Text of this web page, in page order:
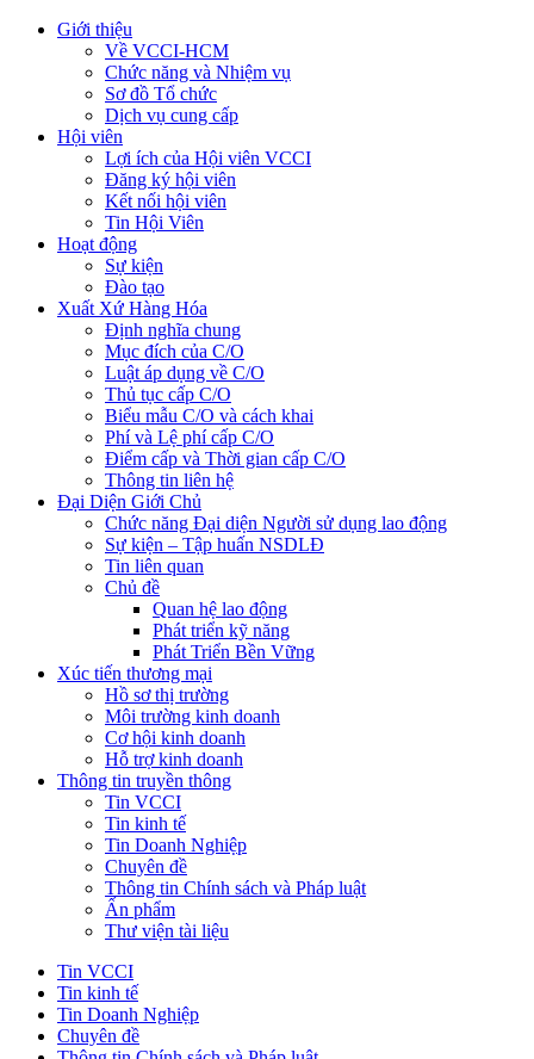
Giới thiệu
Về VCCI-HCM
Chức năng và Nhiệm vụ
Sơ đồ Tổ chức
Dịch vụ cung cấp
Hội viên
Lợi ích của Hội viên VCCI
Đăng ký hội viên
Kết nối hội viên
Tin Hội Viên
Hoạt động
Sự kiện
Đào tạo
Xuất Xứ Hàng Hóa
Định nghĩa chung
Mục đích của C/O
Luật áp dụng về C/O
Thủ tục cấp C/O
Biểu mẫu C/O và cách khai
Phí và Lệ phí cấp C/O
Điểm cấp và Thời gian cấp C/O
Thông tin liên hệ
Đại Diện Giới Chủ
Chức năng Đại diện Người sử dụng lao động
Sự kiện – Tập huấn NSDLĐ
Tin liên quan
Chủ đề
Quan hệ lao động
Phát triển kỹ năng
Phát Triển Bền Vững
Xúc tiến thương mại
Hồ sơ thị trường
Môi trường kinh doanh
Cơ hội kinh doanh
Hỗ trợ kinh doanh
Thông tin truyền thông
Tin VCCI
Tin kinh tế
Tin Doanh Nghiệp
Chuyên đề
Thông tin Chính sách và Pháp luật
Ấn phẩm
Thư viện tài liệu
Tin VCCI
Tin kinh tế
Tin Doanh Nghiệp
Chuyên đề